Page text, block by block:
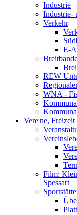
Industrie
Industrie-
Verkehr
E-
REW
WNA -
Vereine,
Film:
Spessart